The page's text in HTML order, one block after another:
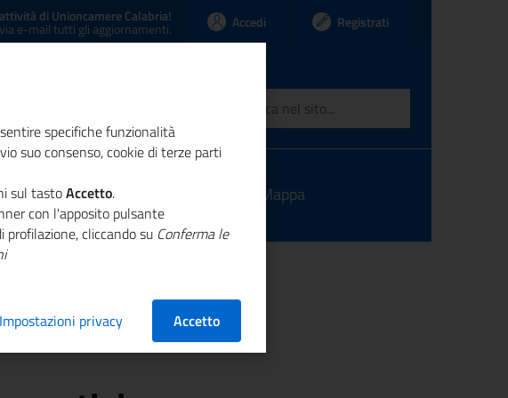
di Unioncamere Calabria!
e-mail tutti gli aggiornamenti. Accedi Registrati
sale Contatti Mappa
specifiche funzionalità
suo consenso, cookie di terze parti
sul tastoAccetto.
con l'apposito pulsante
profilazione, cliccando su Conferma le
Impostazioni privacy Accetto